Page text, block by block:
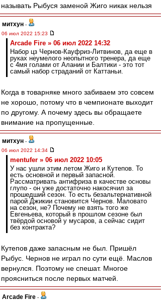
называть Рыбуся заменой Жиго никак нельзя
митхун -
06 июл 2022 15:23
Arcade Fire » 06 июл 2022 14:32
Набор цз Чернов-Кауфриз-Литвинов, да еще в
руках неумелого неопытного тренера, да еще
с 4мя голами от Алании и Балтики - это тот
самый набор страданий от Каттаньи.
Когда в товарняке много забиваем это совсем
не хорошо, потому что в чемпионате выходит
по другому. А почему здесь вы обращаете
внимание на пропущенные.
митхун -
06 июл 2022 14:34
mentufer » 06 июл 2022 10:05
У нас ушли этим летом Жиго и Кутепов. То
есть основной и первый запасной.
Рассматривать антифриза в качестве основы
глупо - он уже достаточно накосячил за
прошедший сезон. То есть безальтернативной
парой Джикии становится Чернов. Маловато
на сезон, не? Почему не взять того же
Евгеньева, который в прошлом сезоне был
твёрдой основой у мусаров, а сейчас сидит
без контракта?
Кутепов даже запасным не был. Пришёл
Рыбус. Чернов не играл по сути ещё. Маслов
вернулся. Поэтому не спешат. Многое
проясниться после первых матчей.
Arcade Fire -